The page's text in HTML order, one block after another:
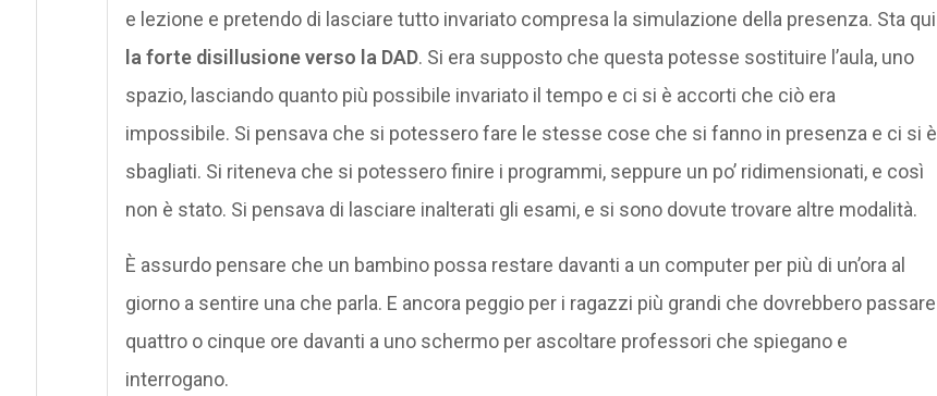
e lezione e pretendo di lasciare tutto invariato compresa la simulazione della presenza. Sta qui
la forte disillusione verso la DAD. Si era supposto che questa potesse sostituire l’aula, uno
spazio, lasciando quanto più possibile invariato il tempo e ci si è accorti che ciò era
impossibile. Si pensava che si potessero fare le stesse cose che si fanno in presenza e ci si è
sbagliati. Si riteneva che si potessero finire i programmi, seppure un po’ ridimensionati, e così
non è stato. Si pensava di lasciare inalterati gli esami, e si sono dovute trovare altre modalità.
È assurdo pensare che un bambino possa restare davanti a un computer per più di un’ora al
giorno a sentire una che parla. E ancora peggio per i ragazzi più grandi che dovrebbero passare
quattro o cinque ore davanti a uno schermo per ascoltare professori che spiegano e
interrogano.